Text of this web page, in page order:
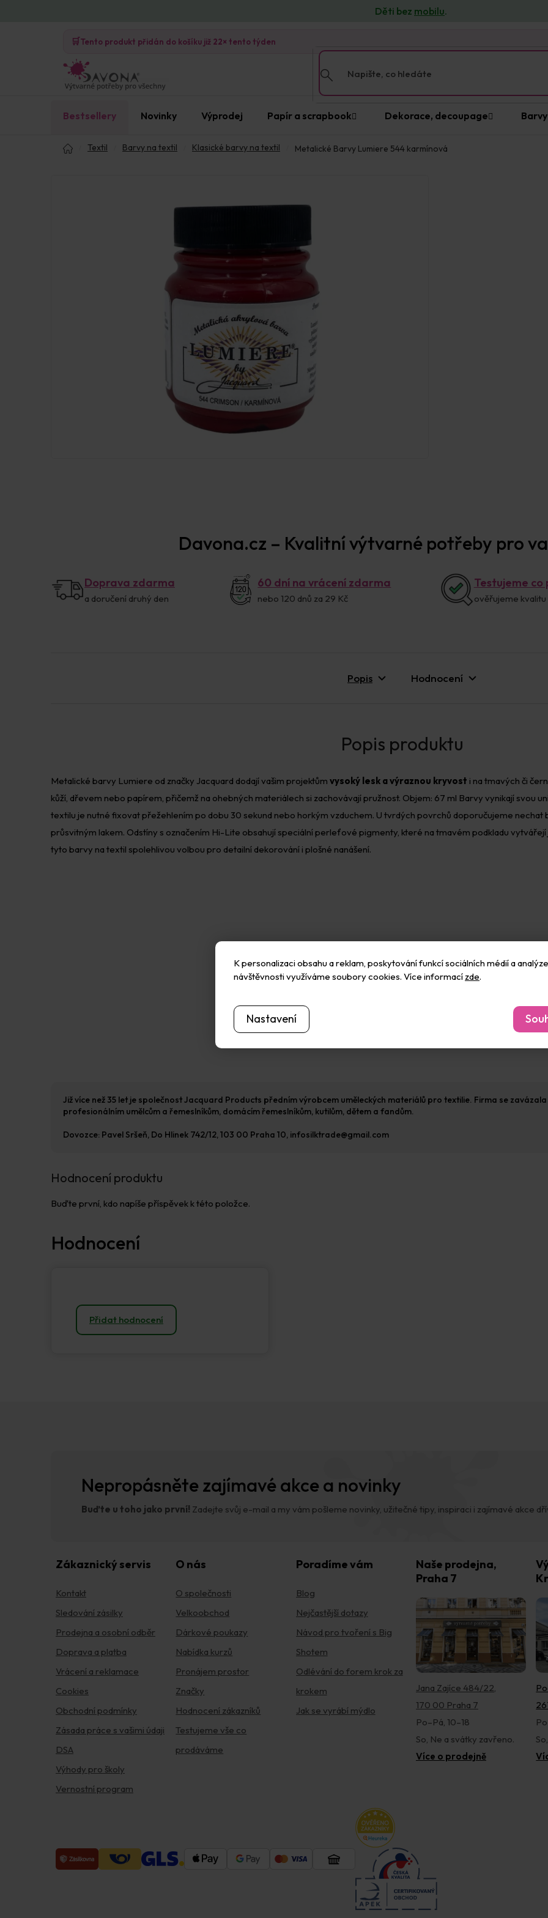
K personalizaci obsahu a reklam, poskytování funkcí sociálních médií a
návštěvnosti využíváme soubory cookies. Více informací zde.
Nastavení
Děti bez mobilu.
🛒Tento produkt přidán do košíku již 22× tento týden
Bestsellery Novinky Výprodej Papír a scrapbook Dekorace, decoupage
Textil Barvy na textil Klasické barvy na textil Metalické Barvy Lumiere 544 karmínová
Davona.cz – Kvalitní výtvarné potřeby pro
Doprava zdarma
a doručení druhý den
60 dní na vrácení zdarma
nebo 120 dnů za 29 Kč
Testujeme
ověřujeme
Popis Hodnocení
Metalické barvy Lumiere od značky Jacquard dodají vašim projektům vysoký lesk a výraznou kryvost i na tmavých či
kůží, dřevem nebo papírem, přičemž na ohebných materiálech si zachovávají pružnost. Objem: 67 ml Barvy vynikají svou
textilu je nutné fixovat přežehlením po dobu 30 sekund nebo horkým vzduchem. U tvrdých povrchů doporučujeme nechat
průsvitným lakem. Odstíny s označením Hi-Lite obsahují speciální perleťové pigmenty, které na tmavém podkladu
tyto barvy na textil spolehlivou volbou pro detailní dekorování i plošné nanášení.
Hodnocení produktu
Buďte první, kdo napíše příspěvek k této položce.
Přidat hodnocení
Již více než 35 let je společnost Jacquard Products předním výrobcem uměleckých materiálů pro textilie. Firma se
profesionálním umělcům a řemeslníkům, domácím řemeslníkům, kutilům, dětem a fandům.
Dovozce: Pavel Sršeň, Do Hlinek 742/12, 103 00 Praha 10, infosilktrade@gmail.com
Nepropásněte zajímavé akce a novinky
Buďte u toho jako první! Zadejte svůj e-mail a my vám pošleme novinky, užitečné tipy, inspiraci i zajímavé akce
Zákaznický servis
Kontakt
Sledování zásilky
Prodejna a osobní odběr
Doprava a platba
Vrácení a reklamace
Cookies
Obchodní podmínky
Zásada práce s vašimi údaji
DSA
Výhody pro školy
Vernostní program
O nás
O společnosti
Velkoobchod
Dárkové poukazy
Nabídka kurzů
Pronájem prostor
Značky
Hodnocení zákazníků
Testujeme vše co
prodáváme
Poradíme vám
Blog
Nejčastější dotazy
Návod pro tvoření s Big
Shotem
Odlévání do forem krok za
krokem
Jak se vyrábí mýdlo
Naše prodejna,
Praha 7
Jana Zajíce 484/22,
170 00 Praha 7
Po–Pá, 10–18
So, Ne a svátky zavřeno.
Více o prodejně